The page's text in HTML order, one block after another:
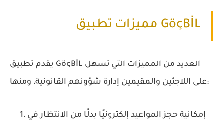
مميزات تطبيق GöçBİL
يقدم تطبيق GöçBİL العديد من المميزات التي تسهل
على اللاجئين والمقيمين إدارة شؤونهم القانونية، ومنها:
إمكانية حجز المواعيد إلكترونيًا بدلًا من الانتظار في